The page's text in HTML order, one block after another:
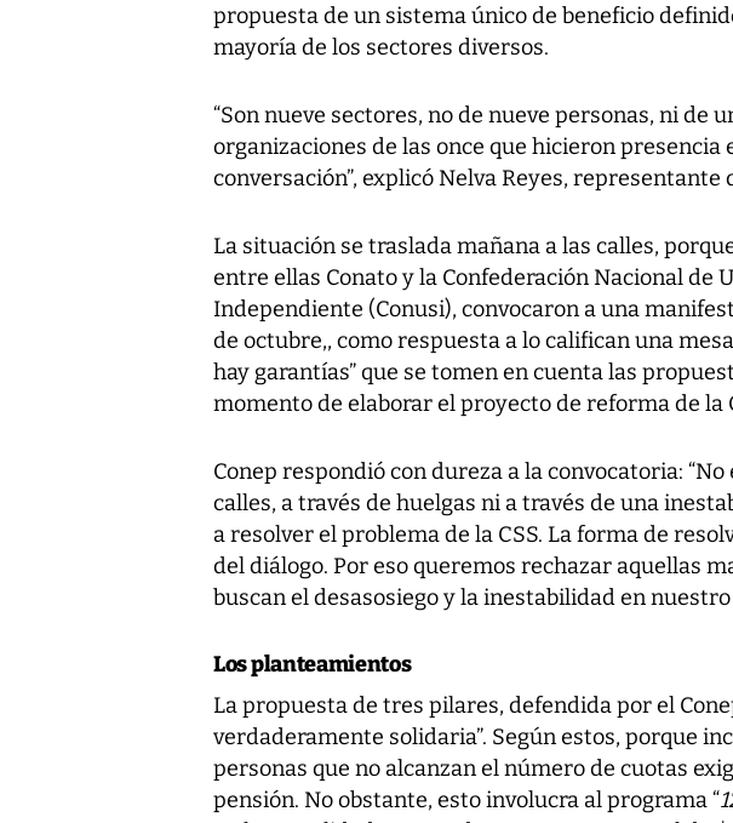
propuesta de un sistema único de beneficio
mayoría de los sectores diversos.
“Son nueve sectores, no de nueve personas, ni de
organizaciones de las once que hicieron presencia
conversación”, explicó Nelva Reyes, representante
La situación se traslada mañana a las calles,
entre ellas Conato y la Confederación Nacional de
Independiente (Conusi), convocaron a una
de octubre,, como respuesta a lo califican una mesa
hay garantías” que se tomen en cuenta las
momento de elaborar el proyecto de reforma de la
Conep respondió con dureza a la convocatoria:
calles, a través de huelgas ni a través de una
a resolver el problema de la CSS. La forma de
del diálogo. Por eso queremos rechazar aquellas
buscan el desasosiego y la inestabilidad en nuestro
Los planteamientos
La propuesta de tres pilares, defendida por el
verdaderamente solidaria”. Según estos, porque
personas que no alcanzan el número de cuotas
pensión. No obstante, esto involucra al programa “